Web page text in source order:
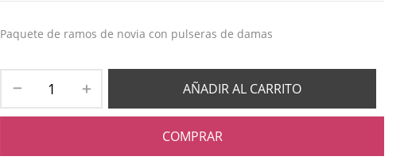
Paquete de ramos de novia con pulseras de damas
AÑADIR AL CARRITO
COMPRAR